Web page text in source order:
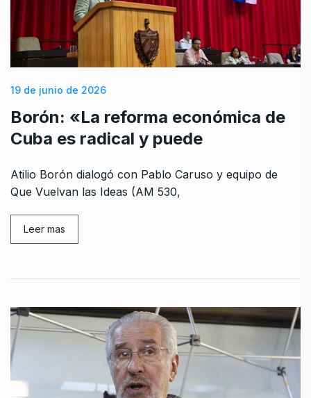
19 de junio de 2026
Borón: «La reforma económica de
Cuba es radical y puede
Atilio Borón dialogó con Pablo Caruso y equipo de
Que Vuelvan las Ideas (AM 530,
Leer mas